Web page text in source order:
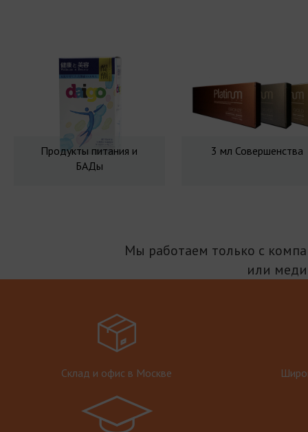
Продукты питания и
БАДы
3 мл Совершенства
Мы работаем только с
или
Склад и офис в Москве